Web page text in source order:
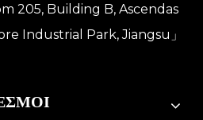
205, Building B, Ascendas
Industrial Park, Jiangsu」